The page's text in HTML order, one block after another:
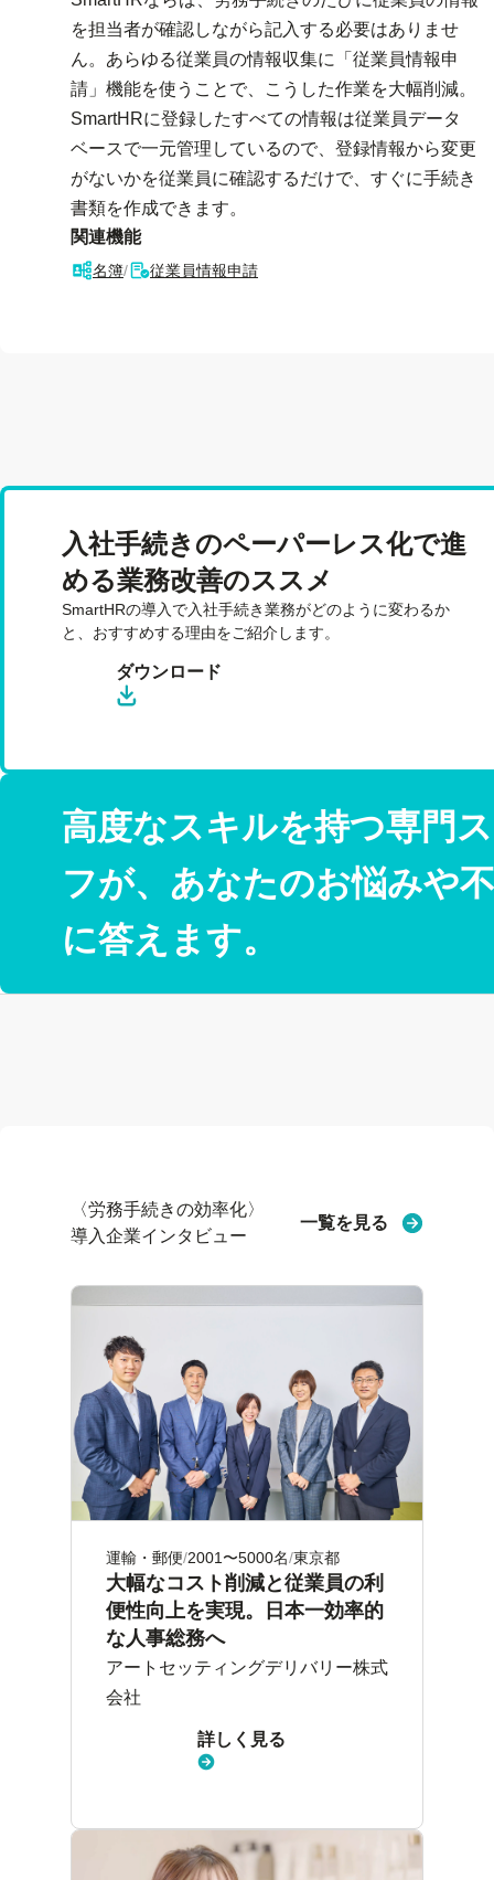
を担当者が確認しながら記入する必要はありませ
ん。あらゆる従業員の情報収集に「従業員情報申
請」機能を使うことで、こうした作業を大幅削減。
SmartHRに登録したすべての情報は従業員データ
ベースで一元管理しているので、登録情報から変更
がないかを従業員に確認するだけで、すぐに手続き
書類を作成できます。
関連機能
名簿/ 従業員情報申請
入社手続きのペーパーレス化で進
める業務改善のススメ
SmartHRの導入で入社手続き業務がどのように変わるか
と、おすすめする理由をご紹介します。
ダウンロード
高度なスキルを持つ専門
フが、あなたのお悩みや
に答えます。
〈労務手続きの効率化〉
導入企業インタビュー
一覧を見る
運輸・郵便 2001〜5000名 東京都
大幅なコスト削減と従業員の利
便性向上を実現。日本一効率的
な人事総務へ
アートセッティングデリバリー株式
会社
詳しく見る